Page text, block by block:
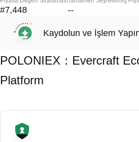
#7,448 --
Kaydolun ve İşlem
POLONIEX：Evercraft
Platform